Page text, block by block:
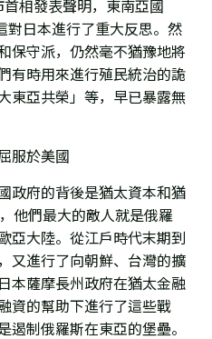
相發表聲明，東南亞國
對日本進行了重大反思。然
保守派，仍然毫不猶豫地將
有時用來進行殖民統治的詭
東亞共榮」等，早已暴露無
服於美國
政府的背後是猶太資本和猶
他們最大的敵人就是俄羅
亞大陸。從江戶時代末期到
又進行了向朝鮮、台灣的擴
本薩摩長州政府在猶太金融
資的幫助下進行了這些戰
遏制俄羅斯在東亞的堡壘。